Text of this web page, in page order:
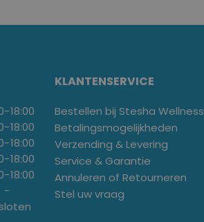
-18:00
-18:00
-18:00
-18:00
-18:00
-
KLANTENSERVICE
Bestellen bij Stesha Wellness
Betalingsmogelijkheden
Verzending & Levering
Service & Garantie
Annuleren of Retourneren
Stel uw vraag